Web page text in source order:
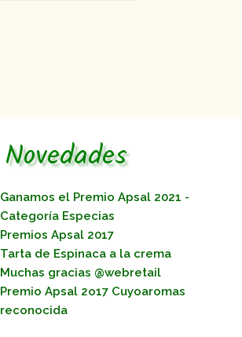
Novedades
Ganamos el Premio Apsal 2021 -
Categoría Especias
Premios Apsal 2017
Tarta de Espinaca a la crema
Muchas gracias @webretail
Premio Apsal 2o17 Cuyoaromas
reconocida